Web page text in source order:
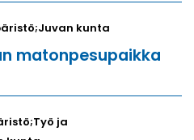
kunta
matonpesupaikka
ja